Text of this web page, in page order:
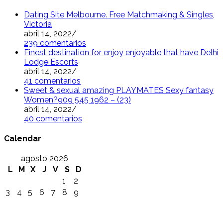
Dating Site Melbourne. Free Matchmaking & Singles,
Victoria
abril 14, 2022/
239 comentarios
Finest destination for enjoy enjoyable that have Delhi
Lodge Escorts
abril 14, 2022/
41 comentarios
Sweet & sexual amazing PLAYMATES Sexy fantasy
Women?909 545 1962 – (23)
abril 14, 2022/
40 comentarios
Calendar
agosto 2026
L
M X J V S
D
1
2
3
4 5 6 7 8
9